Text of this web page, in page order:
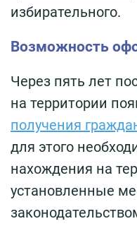
избирательного.
Возможность
Через пять лет
на территории
получения
для этого
нахождения на
установленные